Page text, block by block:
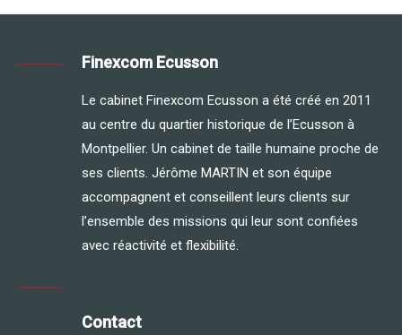
Finexcom Ecusson
Le cabinet Finexcom Ecusson a été créé en 2011
au centre du quartier historique de l’Ecusson à
Montpellier. Un cabinet de taille humaine proche de
ses clients. Jérôme MARTIN et son équipe
accompagnent et conseillent leurs clients sur
l’ensemble des missions qui leur sont confiées
avec réactivité et flexibilité.
Contact